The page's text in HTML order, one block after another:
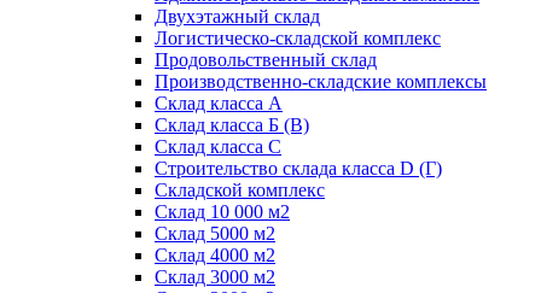
Двухэтажный склад
Логистическо-складской комплекс
Продовольственный склад
Производственно-складские комплексы
Склад класса А
Склад класса Б (B)
Склад класса С
Строительство склада класса D (Г)
Складской комплекс
Склад 10 000 м2
Склад 5000 м2
Склад 4000 м2
Склад 3000 м2